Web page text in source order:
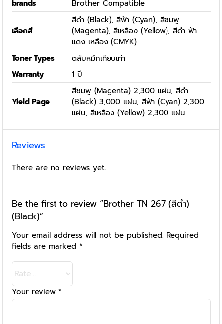
brands Brother Compatible
เลือกสี
สีดำ (Black), สีฟ้า (Cyan), สีชมพู
(Magenta), สีเหลือง (Yellow), สีดำ ฟ้า
แดง เหลือง (CMYK)
Toner Types
ตลับหมึกเทียบเท่า
Warranty
1 ปี
Yield Page
สีชมพู (Magenta) 2,300 แผ่น, สีดำ
(Black) 3,000 แผ่น, สีฟ้า (Cyan) 2,300
แผ่น, สีเหลือง (Yellow) 2,300 แผ่น
Reviews
There are no reviews yet.
Be the first to review “Brother TN 267 (สีดำ)
(Black)”
Your email address will not be published. Required
fields are marked *
Your review *